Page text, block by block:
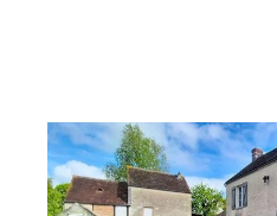
AUNOU LE FAUCON 61
110 m2, 5 pièces
Ref : 12606